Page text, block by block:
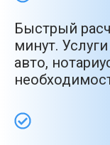
Быстрый
минут.
авто,